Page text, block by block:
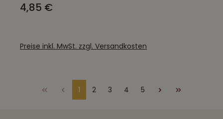
4,85 €
Preise inkl. MwSt. zzgl. Versandkosten
Seite
1 Seite
2 Seite
3 Seite
4 Seite
5